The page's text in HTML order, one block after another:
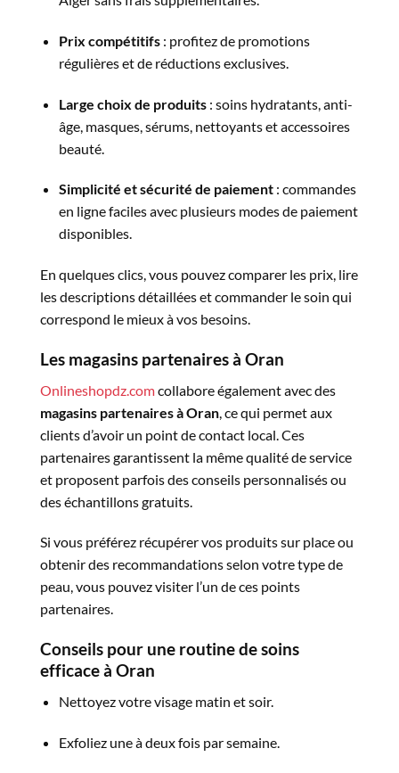
Prix compétitifs: profitez de promotions
régulières et de réductions exclusives.
Large choix de produits: soins hydratants, anti-
âge, masques, sérums, nettoyants et accessoires
beauté.
Simplicité et sécurité de paiement: commandes
en ligne faciles avec plusieurs modes de paiement
disponibles.
En quelques clics, vous pouvez comparer les prix, lire
les descriptions détaillées et commander le soin qui
correspond le mieux à vos besoins.
Les magasins partenaires à Oran
Onlineshopdz.comcollabore également avec des
magasins partenaires à Oran , ce qui permet aux
clients d’avoir un point de contact local. Ces
partenaires garantissent la même qualité de service
et proposent parfois des conseils personnalisés ou
des échantillons gratuits.
Si vous préférez récupérer vos produits sur place ou
obtenir des recommandations selon votre type de
peau, vous pouvez visiter l’un de ces points
partenaires.
Conseils pour une routinedesoins
efficaceà Oran
Nettoyez votre visage matin et soir.
Exfoliez une à deux fois par semaine.